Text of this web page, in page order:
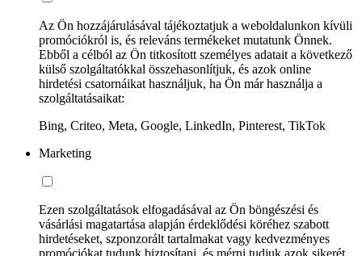
Az Ön hozzájárulásával tájékoztatjuk a weboldalunkon kívüli
promóciókról is, és releváns termékeket mutatunk Önnek.
Ebből a célból az Ön titkosított személyes adatait a következő
külső szolgáltatókkal összehasonlítjuk, és azok online
hirdetési csatornáikat használjuk, ha Ön már használja a
szolgáltatásaikat:
Bing, Criteo, Meta, Google, LinkedIn, Pinterest, TikTok
Marketing
Ezen szolgáltatások elfogadásával az Ön böngészési és
vásárlási magatartása alapján érdeklődési köréhez szabott
hirdetéseket, szponzorált tartalmakat vagy kedvezményes
promóciókat tudunk biztosítani, és mérni tudjuk azok sikerét.